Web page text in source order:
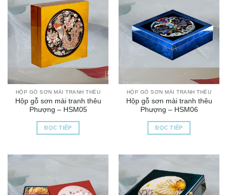
HỘP GỖ SƠN MÀI TRANH THÊU
Hộp gỗ sơn mài tranh thêu
Phượng – HSM05
ĐỌC TIẾP
HỘP GỖ SƠN MÀI TRANH THÊU
Hộp gỗ sơn mài tranh thêu
Phượng – HSM06
ĐỌC TIẾP